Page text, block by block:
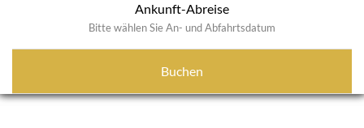
Ankunft-Abreise
Bitte wählen Sie An- und Abfahrtsdatum
Buchen